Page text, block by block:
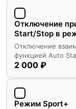
Отключение
Start/Stop в
Отключение
функцией Auto
2 000 ₽
Режим Sport+